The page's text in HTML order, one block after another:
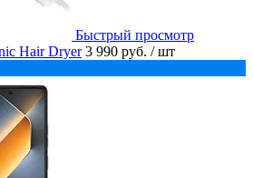
Быстрый просмотр
Hair Dryer 3 990 руб. / шт